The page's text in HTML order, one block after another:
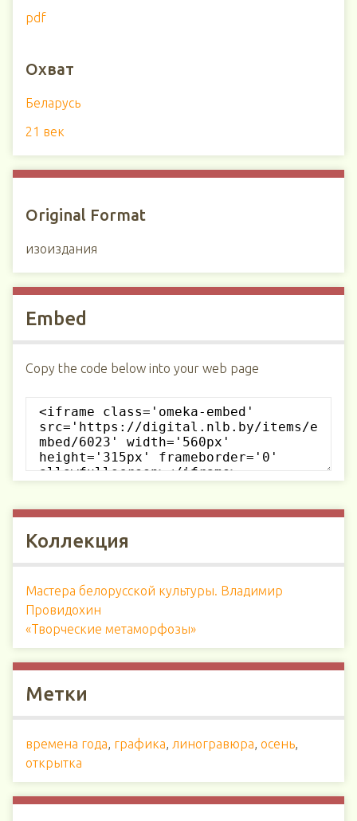
pdf
Охват
Беларусь
21 век
Original Format
изоиздания
Embed
Copy the code below into your web page
Коллекция
Мастера белорусской культуры. Владимир
Провидохин
«Творческие метаморфозы»
Метки
времена года, графика, линогравюра, осень,
открытка